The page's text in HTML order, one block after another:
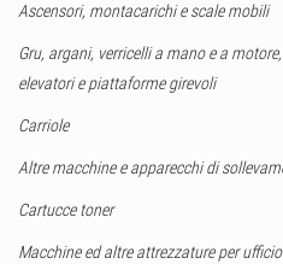
Ascensori, montacarichi e scale mobili
Gru, argani, verricelli a mano e a
elevatori e piattaforme girevoli
Carriole
Altre macchine e apparecchi di
Cartucce toner
Macchine ed altre attrezzature per